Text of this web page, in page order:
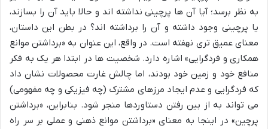
به نظر برسد؛ آیا آن ها پرچینی نداشته اند و حالا باید آن را بسازند،
یا پرچینی وجود داشته و آن را برداشته اند؟ در بطن این داستان،
معنای عمیق تری نهفته است. در واقع، این عنوان به «برداشتن موانع
همکاری و فردگرایی» اشاره دارد. شخصیت ها در ابتدا هر یک به فکر
منافع خود و زمین خود بودند، اما چالش غارت محصولات نشان داد
که فردگرایی و عدم ایجاد مرزهای مشترک (چه فیزیکی و چه مفهومی)
می تواند به از بین رفتن دستاوردها منجر شود. بنابراین، «برداشتن
پرچین» در اینجا به معنای «برداشتن موانع ذهنی و عملی بر سر راه